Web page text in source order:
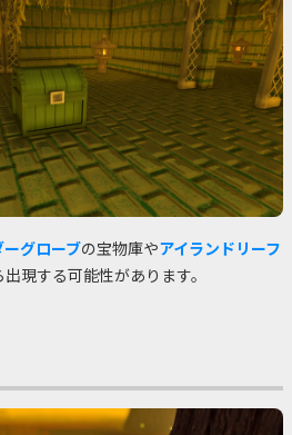
ーグローブの宝物庫やアイランドリーフ
現する可能性があります。